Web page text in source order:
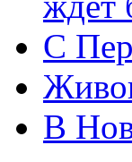
C
В